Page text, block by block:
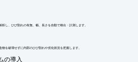
し、ひび割れの有無、幅、長さを自動で検出・計測します。
を破壊せずに内部のひび割れや劣化状況を把握します。
の導入